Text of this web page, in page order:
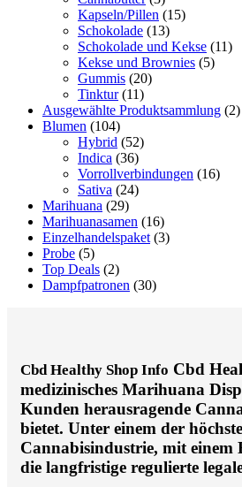
Kapseln/Pillen (15)
Schokolade (13)
Schokolade und Kekse (11)
Kekse und Brownies (5)
Gummis (20)
Tinktur (11)
Ausgewählte Produktsammlung (2)
Blumen (104)
Hybrid (52)
Indica (36)
Vorrollverbindungen (16)
Sativa (24)
Marihuana (29)
Marihuanasamen (16)
Einzelhandelspaket (3)
Probe (5)
Top Deals (2)
Dampfpatronen (30)
Cbd Healthy Shop Info Cbd
medizinisches Marihuana
Kunden herausragende
bietet. Unter einem der
Cannabisindustrie, mit einem
die langfristige regulierte